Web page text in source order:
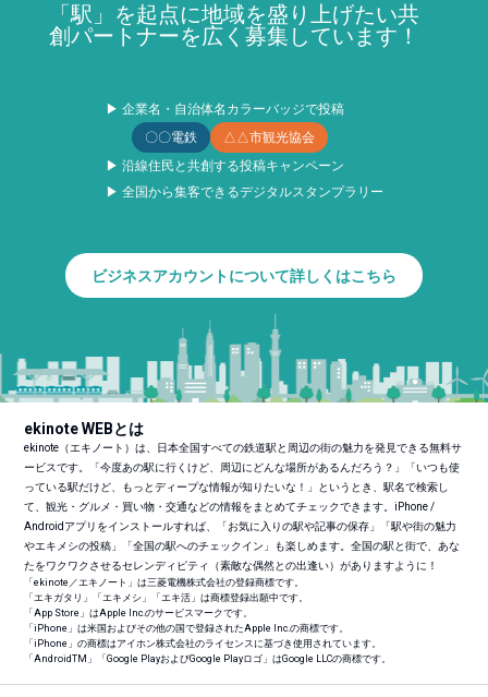
「駅」を起点に地域を盛り上げたい共
創パートナーを広く募集しています！
▶ 企業名・自治体名カラーバッジで投稿
〇〇電鉄
△△市観光協会
▶ 沿線住民と共創する投稿キャンペーン
▶ 全国から集客できるデジタルスタンプラリー
ビジネスアカウントについて詳しくはこちら
ekinote WEBとは
ekinote（エキノート）は、日本全国すべての鉄道駅と周辺の街の魅力を発見できる無料サ
ービスです。「今度あの駅に行くけど、周辺にどんな場所があるんだろう？」「いつも使
っている駅だけど、もっとディープな情報が知りたいな！」というとき、駅名で検索し
て、観光・グルメ・買い物・交通などの情報をまとめてチェックできます。iPhone /
Androidアプリをインストールすれば、「お気に入りの駅や記事の保存」「駅や街の魅力
やエキメシの投稿」「全国の駅へのチェックイン」も楽しめます。全国の駅と街で、あな
たをワクワクさせるセレンディピティ（素敵な偶然との出逢い）がありますように！
「ekinote／エキノート」は三菱電機株式会社の登録商標です。
「エキガタリ」「エキメシ」「エキ活」は商標登録出願中です。
「App Store」はApple Inc.のサービスマークです。
「iPhone」は米国およびその他の国で登録されたApple Inc.の商標です。
「iPhone」の商標はアイホン株式会社のライセンスに基づき使用されています。
「AndroidTM 」「Google PlayおよびGoogle Playロゴ」はGoogle LLCの商標です。